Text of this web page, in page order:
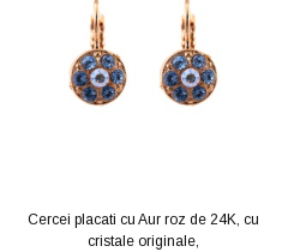
Cercei placati cu Aur roz de 24K, cu
cristale originale,